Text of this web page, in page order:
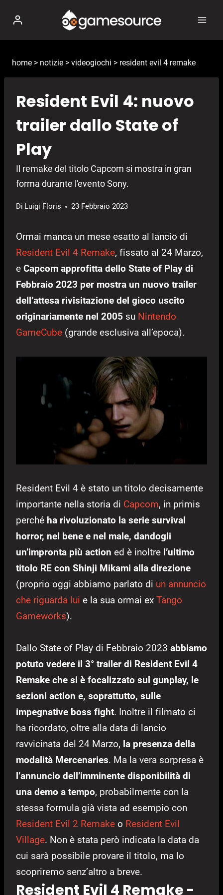
contenuto
home > notizie > videogiochi > resident evil 4 remake
Resident Evil 4: nuovo
trailer dallo State of
Play
Il remake del titolo Capcom si mostra in gran
forma durante l'evento Sony.
Di Luigi Floris 23 Febbraio 2023
Ormai manca un mese esatto al lancio di
Resident Evil 4 Remake, fissato al 24 Marzo,
e Capcom approfitta dello State of Play di
Febbraio 2023 per mostra un nuovo trailer
dell’attesa rivisitazione del gioco uscito
originariamente nel 2005 su Nintendo
GameCube (grande esclusiva all’epoca).
Resident Evil 4 è stato un titolo decisamente
importante nella storia di Capcom, in primis
perché ha rivoluzionato la serie survival
horror, nel bene e nel male, dandogli
un’impronta più action ed è inoltre l’ultimo
titolo RE con Shinji Mikami alla direzione
(proprio oggi abbiamo parlato di un annuncio
che riguarda lui e la sua ormai ex Tango
Gameworks).
Dallo State of Play di Febbraio 2023 abbiamo
potuto vedere il 3° trailer di Resident Evil 4
Remake che si è focalizzato sul gunplay, le
sezioni action e, soprattutto, sulle
impegnative boss fight. Inoltre il filmato ci
ha ricordato, oltre alla data di lancio
ravvicinata del 24 Marzo, la presenza della
modalità Mercenaries. Ma la vera sorpresa è
l’annuncio dell’imminente disponibilità di
una demo a tempo, probabilmente con la
stessa formula già vista ad esempio con
Resident Evil 2 Remake o Resident Evil
Village. Non è stata però indicata la data da
cui sarà possibile provare il titolo, ma lo
scopriremo senz’altro a breve.
Resident Evil 4 Remake -